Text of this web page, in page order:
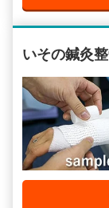
いその鍼灸